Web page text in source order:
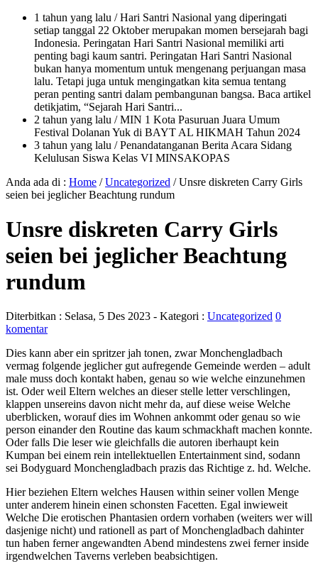
1 tahun yang lalu / Hari Santri Nasional yang diperingati
setiap tanggal 22 Oktober merupakan momen bersejarah bagi
Indonesia. Peringatan Hari Santri Nasional memiliki arti
penting bagi kaum santri. Peringatan Hari Santri Nasional
bukan hanya momentum untuk mengenang perjuangan masa
lalu. Tetapi juga untuk mengingatkan kita semua tentang
peran penting santri dalam pembangunan bangsa. Baca artikel
detikjatim, “Sejarah Hari Santri...
2 tahun yang lalu / MIN 1 Kota Pasuruan Juara Umum
Festival Dolanan Yuk di BAYT AL HIKMAH Tahun 2024
3 tahun yang lalu / Penandatanganan Berita Acara Sidang
Kelulusan Siswa Kelas VI MINSAKOPAS
Anda ada di : Home /Uncategorized /Unsre diskreten Carry Girls
seien bei jeglicher Beachtung rundum
Unsre diskreten Carry Girls
seien bei jeglicher Beachtung
rundum
Diterbitkan : Selasa, 5 Des 2023 - Kategori : Uncategorized 0
komentar
Dies kann aber ein spritzer jah tonen, zwar Monchengladbach
vermag folgende jeglicher gut aufregende Gemeinde werden – adult
male muss doch kontakt haben, genau so wie welche einzunehmen
ist. Oder weil Eltern welches an dieser stelle letter verschlingen,
klappen unsereins davon nicht mehr da, auf diese weise Welche
uberblicken, worauf dies im Wohnen ankommt oder genau so wie
person einander den Routine das kaum schmackhaft machen konnte.
Oder falls Die leser wie gleichfalls die autoren iberhaupt kein
Kumpan bei einem rein intellektuellen Entertainment sind, sodann
sei Bodyguard Monchengladbach prazis das Richtige z. hd. Welche.
Hier beziehen Eltern welches Hausen within seiner vollen Menge
unter anderem hinein einen schonsten Facetten. Egal inwieweit
Welche Die erotischen Phantasien ordern vorhaben (weiters wer will
dasjenige nicht) und rationell as part of Monchengladbach dahinter
tun haben ferner angewandten Abend mindestens zwei ferner inside
irgendwelchen Taverns verleben beabsichtigen.